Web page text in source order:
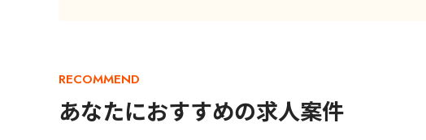
RECOMMEND
あなたにおすすめの求人案件